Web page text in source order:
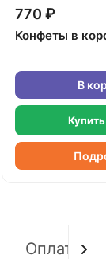
770 ₽
Конфеты в
В
Оплата